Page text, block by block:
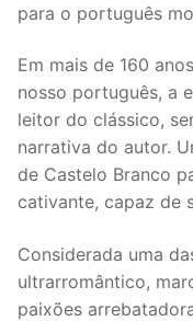
para o português
Em mais de 160
nosso português, a
leitor do clássico,
narrativa do autor.
de Castelo Branco
cativante, capaz de
Considerada uma
ultrarromântico,
paixões